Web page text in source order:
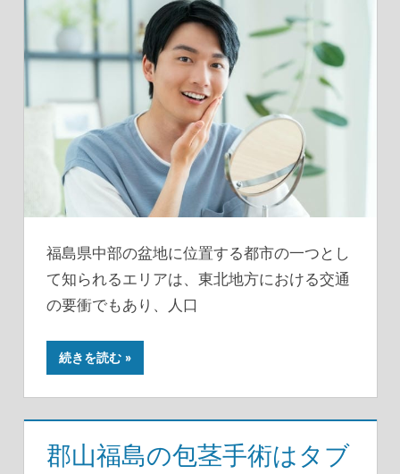
福島県中部の盆地に位置する都市の一つとし
て知られるエリアは、東北地方における交通
の要衝でもあり、人口
続きを読む
郡山福島の包茎手術はタブ